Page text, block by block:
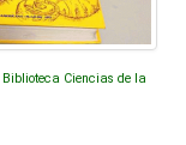
Biblioteca Ciencias de la